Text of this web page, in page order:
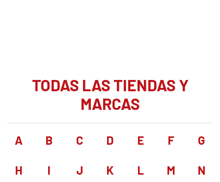
TODAS LAS TIENDAS Y
MARCAS
A B C D E F G
H I J K L M N